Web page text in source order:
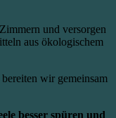
und versorgen
aus ökologischem
wir gemeinsam
besser spüren und